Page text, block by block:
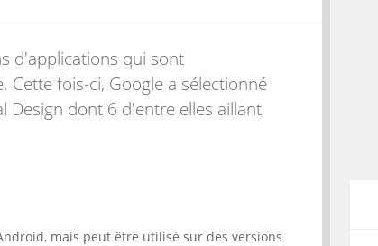
d'applications qui sont
fois-ci, Google a sélectionné
Design dont 6 d'entre elles aillant
mais peut être utilisé sur des versions